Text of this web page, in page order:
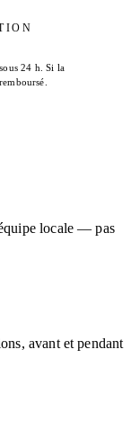
24 h. Si la
locale — pas
avant et pendant